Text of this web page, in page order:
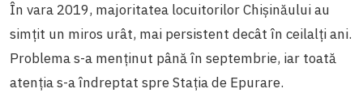
În vara 2019, majoritatea locuitorilor Chișinăului au
simțit un miros urât, mai persistent decât în ceilalți ani.
Problema s-a menținut până în septembrie, iar toată
atenția s-a îndreptat spre Stația de Epurare.